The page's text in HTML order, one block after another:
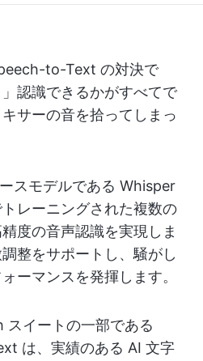
to-Text の対決で
認識できるかがすべてで
サーの音を拾ってしまっ
スモデルである Whisper
レーニングされた複数の
度の音声認識を実現しま
整をサポートし、騒がし
ーマンスを発揮します。
イートの一部である
は、実績のある AI 文字